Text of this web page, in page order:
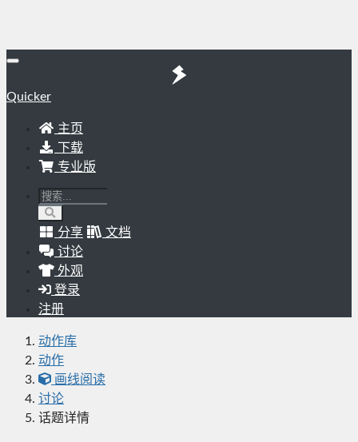
Quicker
主页
下载
专业版
分享
文档
讨论
外观
登录
注册
动作库
动作
画线阅读
讨论
话题详情